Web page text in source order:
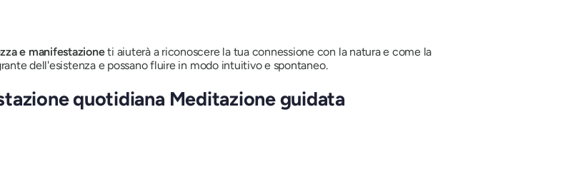
e manifestazioneti aiuterà a riconoscere la tua connessione con la natura e come la
dell'esistenza e possano fluire in modo intuitivo e spontaneo.
quotidiana Meditazione guidata